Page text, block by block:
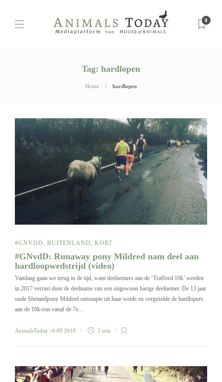
0
Tag: hardlopen
Home hardlopen
#GNVDD, BUITENLAND, KORT
#GNvdD: Runaway pony Mildred nam deel aan
hardloopwedstrijd (video)
Vandaag gaan we terug in de tijd, want deelnemers aan de ‘Trafford 10k’ werden
in 2017 verrast door de deelname van een ongewoon harige deelnemer. De 13 jaar
oude Shetandpony Mildred ontsnapte uit haar weide en vergezelde de hardlopers
aan de 10k-run vanaf de 7e…
AnimalsToday | 6 09 2019 2 min